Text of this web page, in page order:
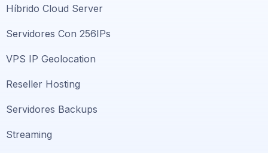
Híbrido Cloud Server
Servidores Con 256IPs
VPS IP Geolocation
Reseller Hosting
Servidores Backups
Streaming